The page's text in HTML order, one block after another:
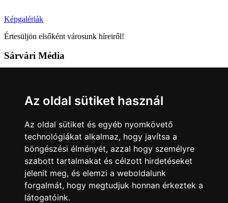
Az oldal sütiket használ
Az oldal sütiket és egyéb nyomkövető
technológiákat alkalmaz, hogy javítsa a
böngészési élményét, azzal hogy személyre
szabott tartalmakat és célzott hirdetéseket
jelenít meg, és elemzi a weboldalunk
forgalmát, hogy megtudjuk honnan érkeztek a
látogatóink.
Képgalériák
Értesüljön elsőként városunk híreiről!
Sárvári Média
Kövess minket!
Sárvár lendületben Sárvár lendületben
Nyilatkozatok
Impresszum Felhasználási feltételek Adatkezelési tájékoztató
Akadálymentesítési nyilatkozat